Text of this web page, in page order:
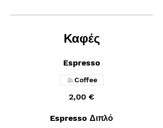
Καφές
Espresso
2,00 €
Coffee
Espresso Διπλό